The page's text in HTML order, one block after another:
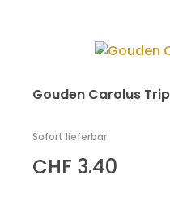
Gouden Carolus
Sofort lieferbar
CHF 3.40